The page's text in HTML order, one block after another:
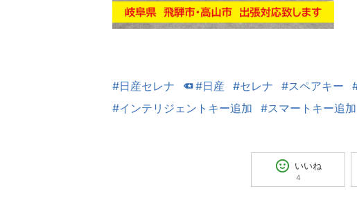
#日産セレナ #日産 #セレナ #スペアキー
#インテリジェントキー追加
#スマートキー追加
いいね
4